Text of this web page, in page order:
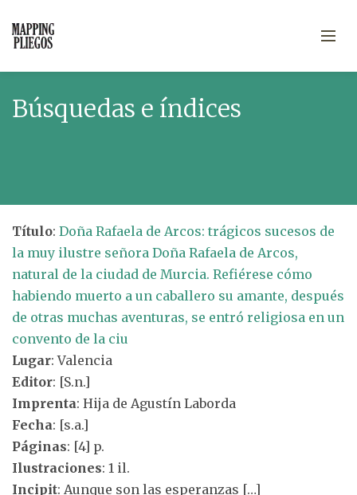
Búsquedas e índices
Título: Doña Rafaela de Arcos: trágicos sucesos de
la muy ilustre señora Doña Rafaela de Arcos,
natural de la ciudad de Murcia. Refiérese cómo
habiendo muerto a un caballero su amante, después
de otras muchas aventuras, se entró religiosa en un
convento de la ciu
Lugar: Valencia
Editor: [S.n.]
Imprenta: Hija de Agustín Laborda
Fecha: [s.a.]
Páginas: [4] p.
Ilustraciones: 1 il.
Incipit: Aunque son las esperanzas […]